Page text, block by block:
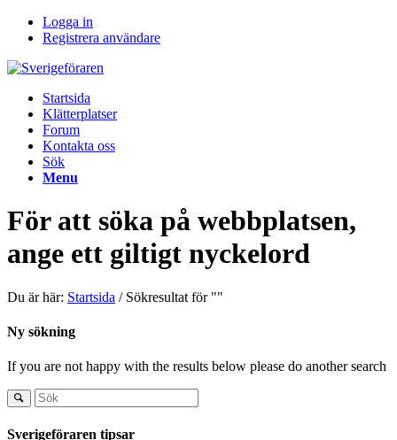
Logga in
Registrera användare
Startsida
Klätterplatser
Forum
Kontakta oss
Sök
Menu
För att söka på webbplatsen,
ange ett giltigt nyckelord
Du är här: Startsida / Sökresultat för ""
Ny sökning
If you are not happy with the results below please do another search
Sverigeföraren tipsar